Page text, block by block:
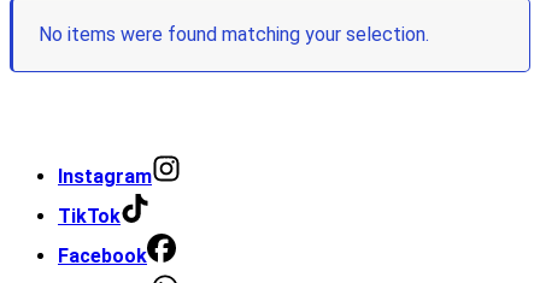
No items were found matching your selection.
Instagram
TikTok
Facebook